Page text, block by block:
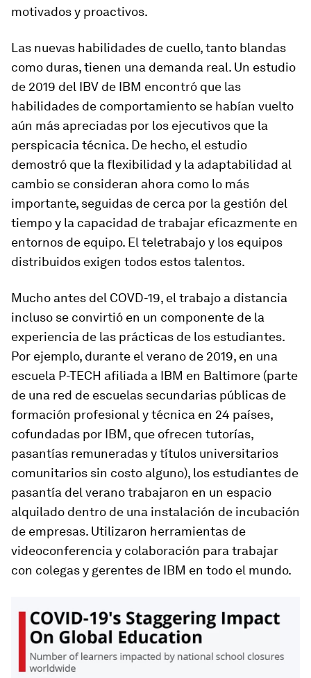
motivados y proactivos.
Las nuevas habilidades de cuello, tanto blandas
como duras, tienen una demanda real. Un estudio
de 2019 del IBV de IBM encontró que las
habilidades de comportamiento se habían vuelto
aún más apreciadas por los ejecutivos que la
perspicacia técnica. De hecho, el estudio
demostró que la flexibilidad y la adaptabilidad al
cambio se consideran ahora como lo más
importante, seguidas de cerca por la gestión del
tiempo y la capacidad de trabajar eficazmente en
entornos de equipo. El teletrabajo y los equipos
distribuidos exigen todos estos talentos.
Mucho antes del COVD-19, el trabajo a distancia
incluso se convirtió en un componente de la
experiencia de las prácticas de los estudiantes.
Por ejemplo, durante el verano de 2019, en una
escuela P-TECH afiliada a IBM en Baltimore (parte
de una red de escuelas secundarias públicas de
formación profesional y técnica en 24 países,
cofundadas por IBM, que ofrecen tutorías,
pasantías remuneradas y títulos universitarios
comunitarios sin costo alguno), los estudiantes de
pasantía del verano trabajaron en un espacio
alquilado dentro de una instalación de incubación
de empresas. Utilizaron herramientas de
videoconferencia y colaboración para trabajar
con colegas y gerentes de IBM en todo el mundo.